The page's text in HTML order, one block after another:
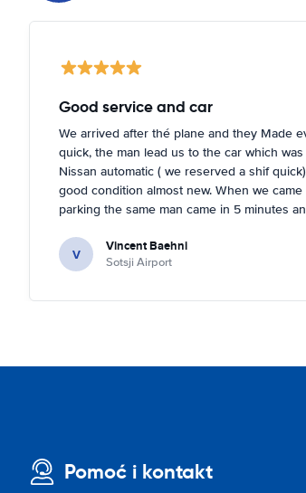
Good service and car
We arrived after thé plane and they Made
quick, the man lead us to the car which
Nissan automatic ( we reserved a shif
good condition almost new. When we
parking the same man came in 5 minutes
recommand this company.
V Vincent Baehni
Sotsji Airport
Pomoć i kontakt